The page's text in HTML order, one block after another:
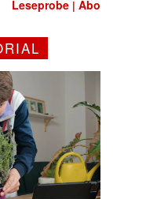
Leseprobe |Abo